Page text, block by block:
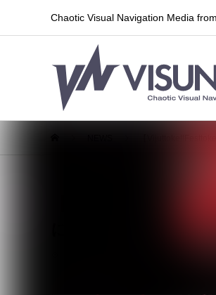
Chaotic Visual Navigation Media
に開催！「